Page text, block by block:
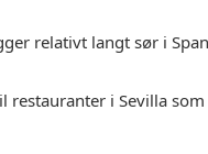
relativt langt sør i
restauranter i Sevilla